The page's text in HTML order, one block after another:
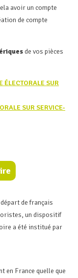
avoir un compte
de compte
de vos pièces
ÉLECTORALE SUR
SUR SERVICE-
de français
un dispositif
a été institué par
en France quelle que